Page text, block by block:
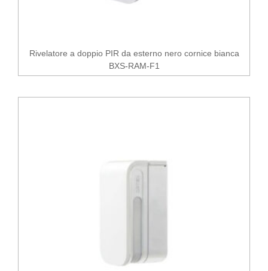
Rivelatore a doppio PIR da esterno nero cornice bianca
BXS-RAM-F1